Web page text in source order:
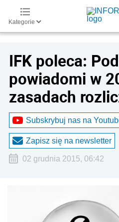
Kategorie
IFK poleca:
powiadomi w
zasadach
Subskrybuj nas na
Zapisz się na newsletter
02 grudnia 2015, 06:42